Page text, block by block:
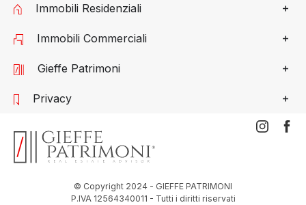
Immobili Residenziali
Immobili Commerciali
Gieffe Patrimoni
Privacy
© Copyright 2024 - GIEFFE PATRIMONI
P.IVA 12564340011 - Tutti i diritti riservati